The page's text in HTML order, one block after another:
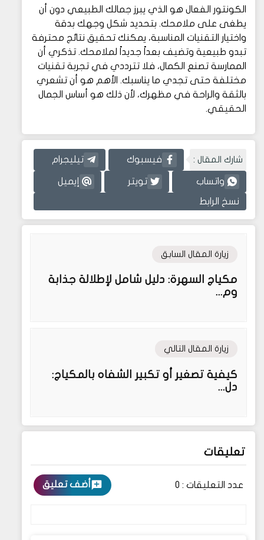
الكونتور الفعال هو الذي يبرز جمالك الطبيعي دون أن
يطغى على ملامحك. بتحديد شكل وجهك بدقة
واختيار التقنيات المناسبة، يمكنك تحقيق نتائج محترفة
تبدو طبيعية وتضيف بعداً جديداً لملامحك. تذكري أن
الممارسة تصنع الكمال، فلا تترددي في تجربة تقنيات
مختلفة حتى تجدي ما يناسبك. الأهم هو أن تشعري
بالثقة والراحة في مظهرك، لأن ذلك هو أساس الجمال
الحقيقي.
شارك المقال : فيسبوك تيليجرام
واتساب تويتر إيميل
نسخ الرابط
زيارة المقال السابق
مكياج السهرة: دليل شامل لإطلالة جذابة
وم...
زيارة المقال التالي
كيفية تصغير أو تكبير الشفاه بالمكياج:
دل...
تعليقات
عدد التعليقات : 0 أضف تعليق